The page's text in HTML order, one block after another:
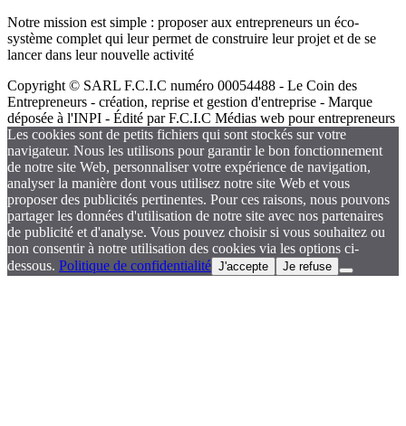
Notre mission est simple : proposer aux entrepreneurs un éco-
système complet qui leur permet de construire leur projet et de se
lancer dans leur nouvelle activité
Copyright © SARL F.C.I.C numéro 00054488 - Le Coin des
Entrepreneurs - création, reprise et gestion d'entreprise - Marque
déposée à l'INPI - Édité par F.C.I.C Médias web pour entrepreneurs
Les cookies sont de petits fichiers qui sont stockés sur votre
navigateur. Nous les utilisons pour garantir le bon fonctionnement
de notre site Web, personnaliser votre expérience de navigation,
analyser la manière dont vous utilisez notre site Web et vous
proposer des publicités pertinentes. Pour ces raisons, nous pouvons
partager les données d'utilisation de notre site avec nos partenaires
de publicité et d'analyse. Vous pouvez choisir si vous souhaitez ou
non consentir à notre utilisation des cookies via les options ci-
dessous. Politique de confidentialité J'accepte Je refuse